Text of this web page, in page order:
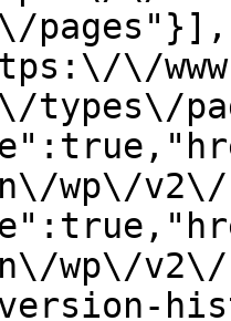
\/
types\/
wp\/
wp\/v2\/